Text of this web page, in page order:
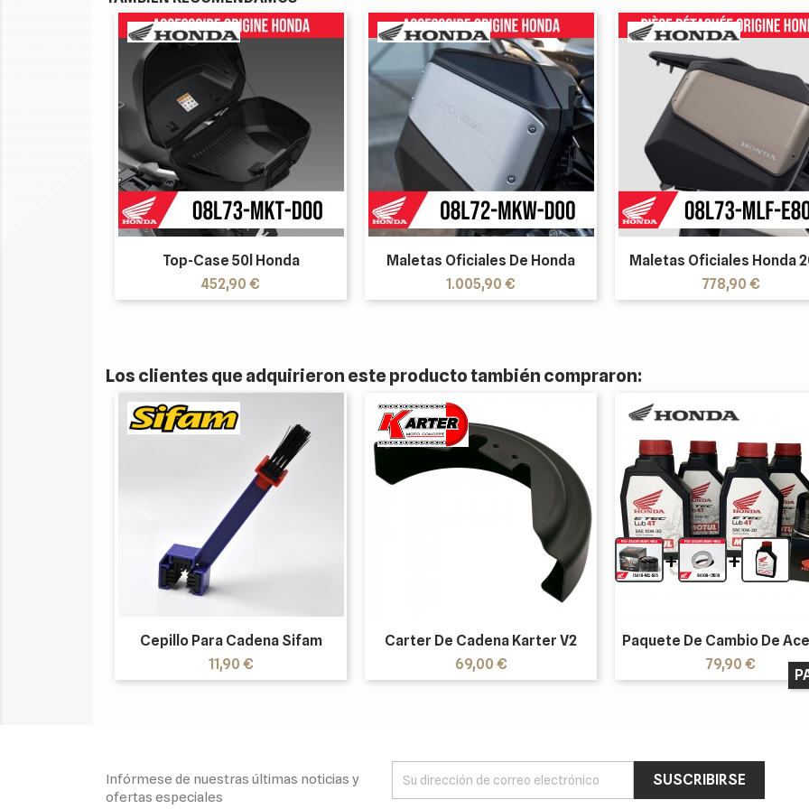
Top-Case 50l Honda
Precio
452,90 €
Maletas Oficiales De Honda
Precio
1.005,90 €
Maletas Oficiales Honda
Precio
778,90 €
Los clientes que adquirieron este producto también compraron:
Cepillo Para Cadena Sifam
Precio
11,90 €
Carter De Cadena Karter V2
Precio
69,00 €
+ +
Paquete De Cambio De
Precio
79,90 €
Infórmese de nuestras últimas noticias y
ofertas especiales